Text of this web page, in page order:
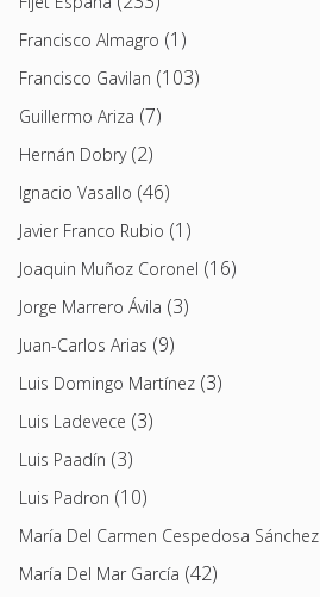
Francisco Almagro (1)
Francisco Gavilan (103)
Guillermo Ariza (7)
Hernán Dobry(2)
Ignacio Vasallo (46)
Javier Franco Rubio (1)
Joaquin Muñoz Coronel (16)
Jorge Marrero Ávila (3)
Juan-Carlos Arias (9)
Luis Domingo Martínez (3)
Luis Ladevece (3)
Luis Paadín (3)
Luis Padron (10)
María Del Carmen Cespedosa Sánchez
María Del Mar García (42)